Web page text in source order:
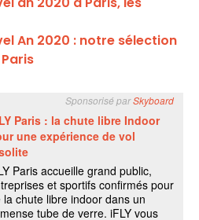
An 2020 : notre sélection